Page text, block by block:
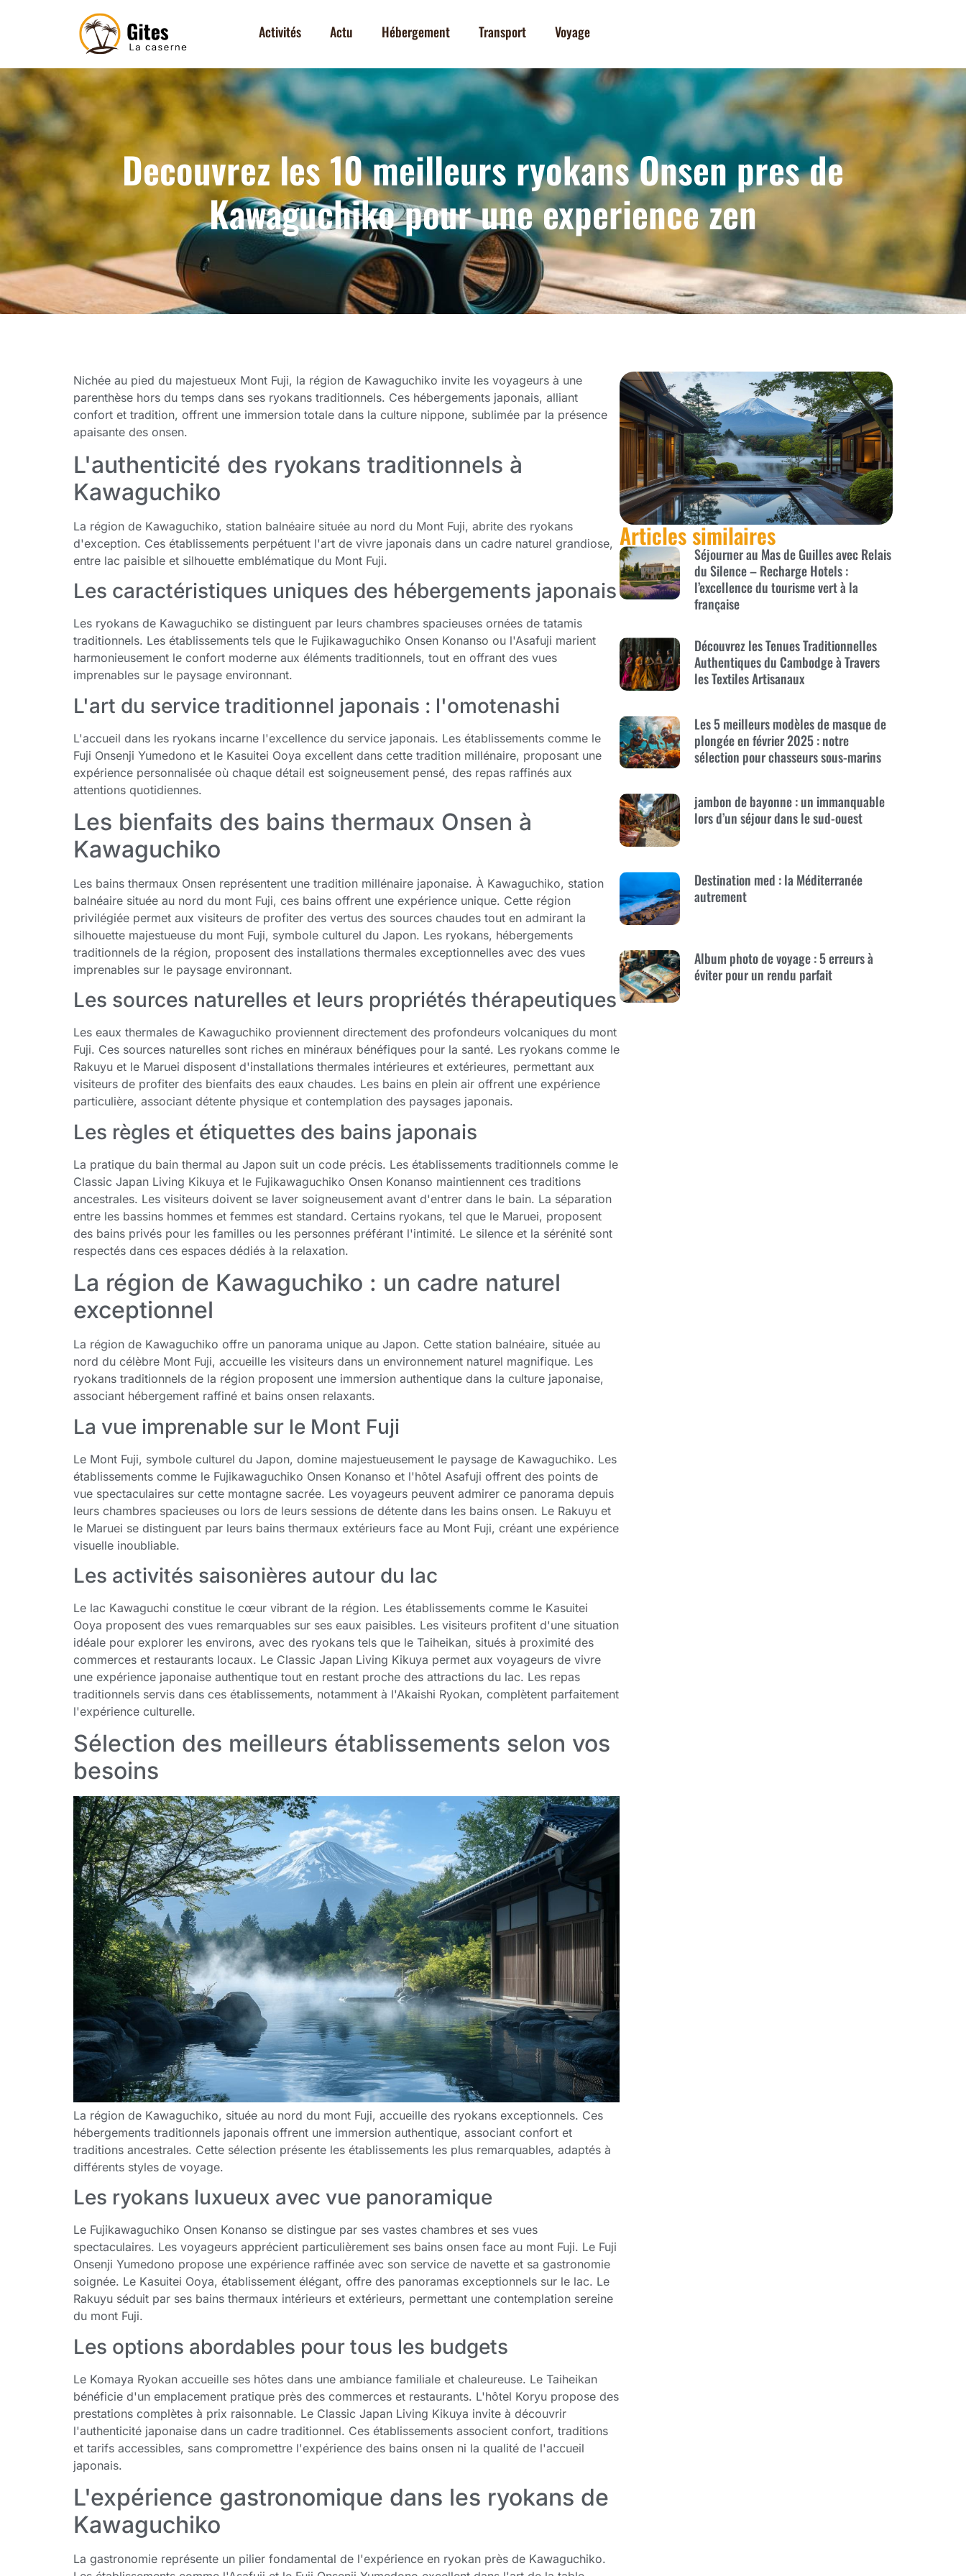
Activités Actu Hébergement Transport Voyage
Decouvrez les 10 meilleurs ryokans Onsen pres de
Kawaguchiko pour une experience zen
Articles similaires
Séjourner au Mas de Guilles avec Relais
du Silence – Recharge Hotels :
l’excellence du tourisme vert à la
française
Découvrez les Tenues Traditionnelles
Authentiques du Cambodge à Travers
les Textiles Artisanaux
Les 5 meilleurs modèles de masque de
plongée en février 2025 : notre
sélection pour chasseurs sous-marins
jambon de bayonne : un immanquable
lors d’un séjour dans le sud-ouest
Destination med : la Méditerranée
autrement
Album photo de voyage : 5 erreurs à
éviter pour un rendu parfait
Nichée au pied du majestueux Mont Fuji, la région de Kawaguchiko invite les voyageurs à une
parenthèse hors du temps dans ses ryokans traditionnels. Ces hébergements japonais, alliant
confort et tradition, offrent une immersion totale dans la culture nippone, sublimée par la présence
apaisante des onsen.
L'authenticité des ryokans traditionnels à
Kawaguchiko
La région de Kawaguchiko, station balnéaire située au nord du Mont Fuji, abrite des ryokans
d'exception. Ces établissements perpétuent l'art de vivre japonais dans un cadre naturel grandiose,
entre lac paisible et silhouette emblématique du Mont Fuji.
Les caractéristiques uniques des hébergements japonais
Les ryokans de Kawaguchiko se distinguent par leurs chambres spacieuses ornées de tatamis
traditionnels. Les établissements tels que le Fujikawaguchiko Onsen Konanso ou l'Asafuji marient
harmonieusement le confort moderne aux éléments traditionnels, tout en offrant des vues
imprenables sur le paysage environnant.
L'art du service traditionnel japonais : l'omotenashi
L'accueil dans les ryokans incarne l'excellence du service japonais. Les établissements comme le
Fuji Onsenji Yumedono et le Kasuitei Ooya excellent dans cette tradition millénaire, proposant une
expérience personnalisée où chaque détail est soigneusement pensé, des repas raffinés aux
attentions quotidiennes.
Les bienfaits des bains thermaux Onsen à
Kawaguchiko
Les bains thermaux Onsen représentent une tradition millénaire japonaise. À Kawaguchiko, station
balnéaire située au nord du mont Fuji, ces bains offrent une expérience unique. Cette région
privilégiée permet aux visiteurs de profiter des vertus des sources chaudes tout en admirant la
silhouette majestueuse du mont Fuji, symbole culturel du Japon. Les ryokans, hébergements
traditionnels de la région, proposent des installations thermales exceptionnelles avec des vues
imprenables sur le paysage environnant.
Les sources naturelles et leurs propriétés thérapeutiques
Les eaux thermales de Kawaguchiko proviennent directement des profondeurs volcaniques du mont
Fuji. Ces sources naturelles sont riches en minéraux bénéfiques pour la santé. Les ryokans comme le
Rakuyu et le Maruei disposent d'installations thermales intérieures et extérieures, permettant aux
visiteurs de profiter des bienfaits des eaux chaudes. Les bains en plein air offrent une expérience
particulière, associant détente physique et contemplation des paysages japonais.
Les règles et étiquettes des bains japonais
La pratique du bain thermal au Japon suit un code précis. Les établissements traditionnels comme le
Classic Japan Living Kikuya et le Fujikawaguchiko Onsen Konanso maintiennent ces traditions
ancestrales. Les visiteurs doivent se laver soigneusement avant d'entrer dans le bain. La séparation
entre les bassins hommes et femmes est standard. Certains ryokans, tel que le Maruei, proposent
des bains privés pour les familles ou les personnes préférant l'intimité. Le silence et la sérénité sont
respectés dans ces espaces dédiés à la relaxation.
La région de Kawaguchiko : un cadre naturel
exceptionnel
La région de Kawaguchiko offre un panorama unique au Japon. Cette station balnéaire, située au
nord du célèbre Mont Fuji, accueille les visiteurs dans un environnement naturel magnifique. Les
ryokans traditionnels de la région proposent une immersion authentique dans la culture japonaise,
associant hébergement raffiné et bains onsen relaxants.
La vue imprenable sur le Mont Fuji
Le Mont Fuji, symbole culturel du Japon, domine majestueusement le paysage de Kawaguchiko. Les
établissements comme le Fujikawaguchiko Onsen Konanso et l'hôtel Asafuji offrent des points de
vue spectaculaires sur cette montagne sacrée. Les voyageurs peuvent admirer ce panorama depuis
leurs chambres spacieuses ou lors de leurs sessions de détente dans les bains onsen. Le Rakuyu et
le Maruei se distinguent par leurs bains thermaux extérieurs face au Mont Fuji, créant une expérience
visuelle inoubliable.
Les activités saisonières autour du lac
Le lac Kawaguchi constitue le cœur vibrant de la région. Les établissements comme le Kasuitei
Ooya proposent des vues remarquables sur ses eaux paisibles. Les visiteurs profitent d'une situation
idéale pour explorer les environs, avec des ryokans tels que le Taiheikan, situés à proximité des
commerces et restaurants locaux. Le Classic Japan Living Kikuya permet aux voyageurs de vivre
une expérience japonaise authentique tout en restant proche des attractions du lac. Les repas
traditionnels servis dans ces établissements, notamment à l'Akaishi Ryokan, complètent parfaitement
l'expérience culturelle.
Sélection des meilleurs établissements selon vos
besoins
La région de Kawaguchiko, située au nord du mont Fuji, accueille des ryokans exceptionnels. Ces
hébergements traditionnels japonais offrent une immersion authentique, associant confort et
traditions ancestrales. Cette sélection présente les établissements les plus remarquables, adaptés à
différents styles de voyage.
Les ryokans luxueux avec vue panoramique
Le Fujikawaguchiko Onsen Konanso se distingue par ses vastes chambres et ses vues
spectaculaires. Les voyageurs apprécient particulièrement ses bains onsen face au mont Fuji. Le Fuji
Onsenji Yumedono propose une expérience raffinée avec son service de navette et sa gastronomie
soignée. Le Kasuitei Ooya, établissement élégant, offre des panoramas exceptionnels sur le lac. Le
Rakuyu séduit par ses bains thermaux intérieurs et extérieurs, permettant une contemplation sereine
du mont Fuji.
Les options abordables pour tous les budgets
Le Komaya Ryokan accueille ses hôtes dans une ambiance familiale et chaleureuse. Le Taiheikan
bénéficie d'un emplacement pratique près des commerces et restaurants. L'hôtel Koryu propose des
prestations complètes à prix raisonnable. Le Classic Japan Living Kikuya invite à découvrir
l'authenticité japonaise dans un cadre traditionnel. Ces établissements associent confort, traditions
et tarifs accessibles, sans compromettre l'expérience des bains onsen ni la qualité de l'accueil
japonais.
L'expérience gastronomique dans les ryokans de
Kawaguchiko
La gastronomie représente un pilier fondamental de l'expérience en ryokan près de Kawaguchiko.